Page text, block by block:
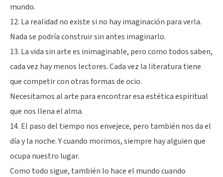
mundo.
12. La realidad no existe si no hay imaginación para verla.
Nada se podría construir sin antes imaginarlo.
13. La vida sin arte es inimaginable, pero como todos saben,
cada vez hay menos lectores. Cada vez la literatura tiene
que competir con otras formas de ocio.
Necesitamos al arte para encontrar esa estética espiritual
que nos llena el alma.
14. El paso del tiempo nos envejece, pero también nos da el
día y la noche. Y cuando morimos, siempre hay alguien que
ocupa nuestro lugar.
Como todo sigue, también lo hace el mundo cuando